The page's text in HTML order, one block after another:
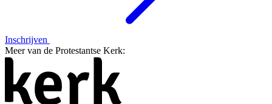
Inschrijven
Meer van de Protestantse Kerk: